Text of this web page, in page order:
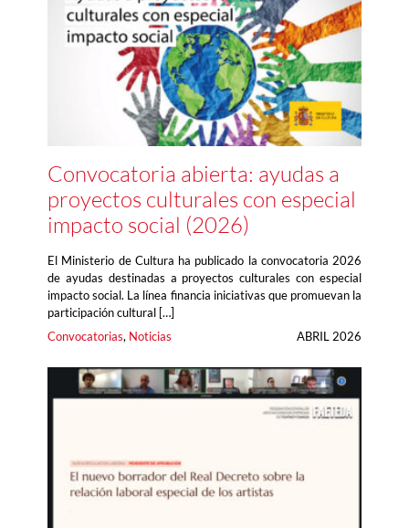
Convocatoria abierta: ayudas a
proyectos culturales con especial
impacto social (2026)
El Ministerio de Cultura ha publicado la convocatoria 2026
de ayudas destinadas a proyectos culturales con especial
impacto social. La línea financia iniciativas que promuevan la
participación cultural […]
Convocatorias, Noticias ABRIL 2026